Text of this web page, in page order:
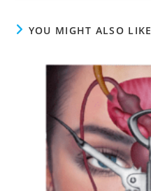
YOU MIGHT ALSO LIKE